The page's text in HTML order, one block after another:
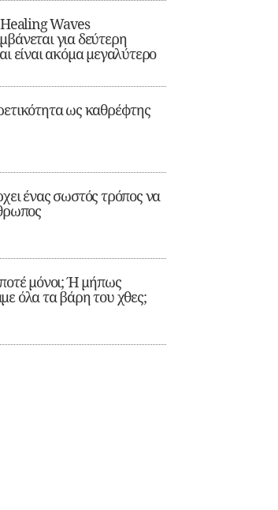
Waves
για δεύτερη
είναι ακόμα μεγαλύτερο
ως καθρέφτης
ένας σωστός τρόπος να
μόνοι; Ή μήπως
όλα τα βάρη του χθες;